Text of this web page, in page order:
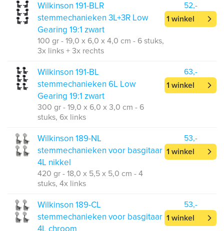
Wilkinson 191-BLR
stemmechanieken 3L+3R Low
Gearing 19:1 zwart
100 gr - 19,0 x 6,0 x 4,0 cm - 6 stuks,
3x links + 3x rechts
52,-
1 winkel
Wilkinson 191-BL
stemmechanieken 6L Low
Gearing 19:1 zwart
300 gr - 19,0 x 6,0 x 3,0 cm - 6
stuks, 6x links
63,-
1 winkel
Wilkinson 189-NL
stemmechanieken voor basgitaar
4L nikkel
420 gr - 18,0 x 5,5 x 5,0 cm - 4
stuks, 4x links
53,-
1 winkel
Wilkinson 189-CL
stemmechanieken voor basgitaar
4L chroom
53,-
1 winkel